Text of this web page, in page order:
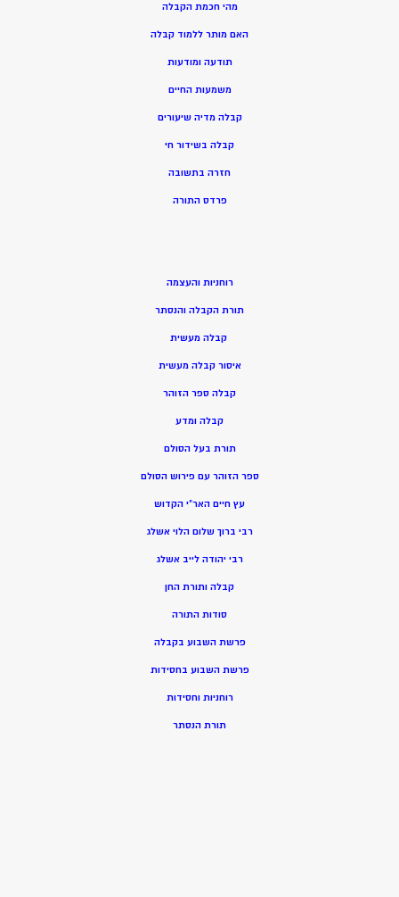
מהי חכמת הקבלה
האם מותר ללמוד קבלה
תודעה ומודעות
משמעות החיים
קבלה מדיה שיעורים
קבלה בשידור חי
חזרה בתשובה
פרדס התורה
רוחניות והעצמה
תורת הקבלה והנסתר
קבלה מעשית
איסור קבלה מעשית
קבלה ספר הזוהר
קבלה ומדע
תורת בעל הסולם
ספר הזוהר עם פירוש הסולם
עץ חיים האר”י הקדוש
רבי ברוך שלום הלוי אשלג
רבי יהודה לייב אשלג
קבלה ותורת החן
סודות התורה
פרשת השבוע בקבלה
פרשת השבוע בחסידות
רוחניות וחסידות
תורת הנסתר